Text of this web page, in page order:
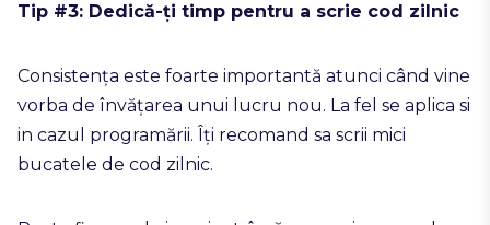
Tip #3: Dedică-ți timp pentru a scrie cod zilnic
Consistența este foarte importantă atunci când vine
vorba de învățarea unui lucru nou. La fel se aplica si
in cazul programării. Îți recomand sa scrii mici
bucatele de cod zilnic.